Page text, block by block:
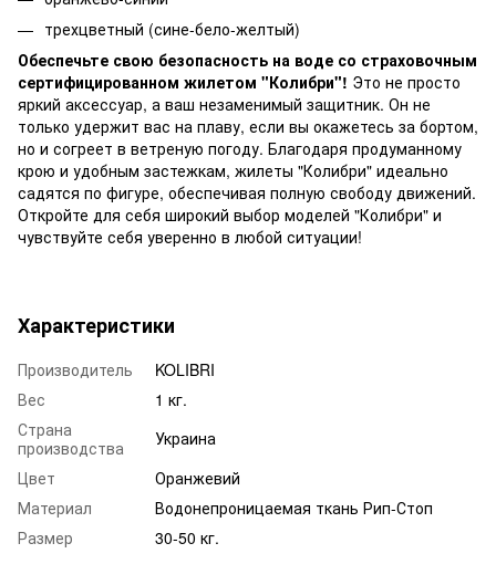
трехцветный (сине-бело-желтый)
Обеспечьте свою безопасность на воде со страховочным
сертифицированном жилетом "Колибри"! Это не просто
яркий аксессуар, а ваш незаменимый защитник. Он не
только удержит вас на плаву, если вы окажетесь за бортом,
но и согреет в ветреную погоду. Благодаря продуманному
крою и удобным застежкам, жилеты "Колибри" идеально
садятся по фигуре, обеспечивая полную свободу движений.
Откройте для себя широкий выбор моделей "Колибри" и
чувствуйте себя уверенно в любой ситуации!
Характеристики
Производитель
KOLIBRI
Вес
1 кг.
Страна
производства
Украина
Цвет
Оранжевий
Материал
Водонепроницаемая ткань Рип-Стоп
Размер
30-50 кг.